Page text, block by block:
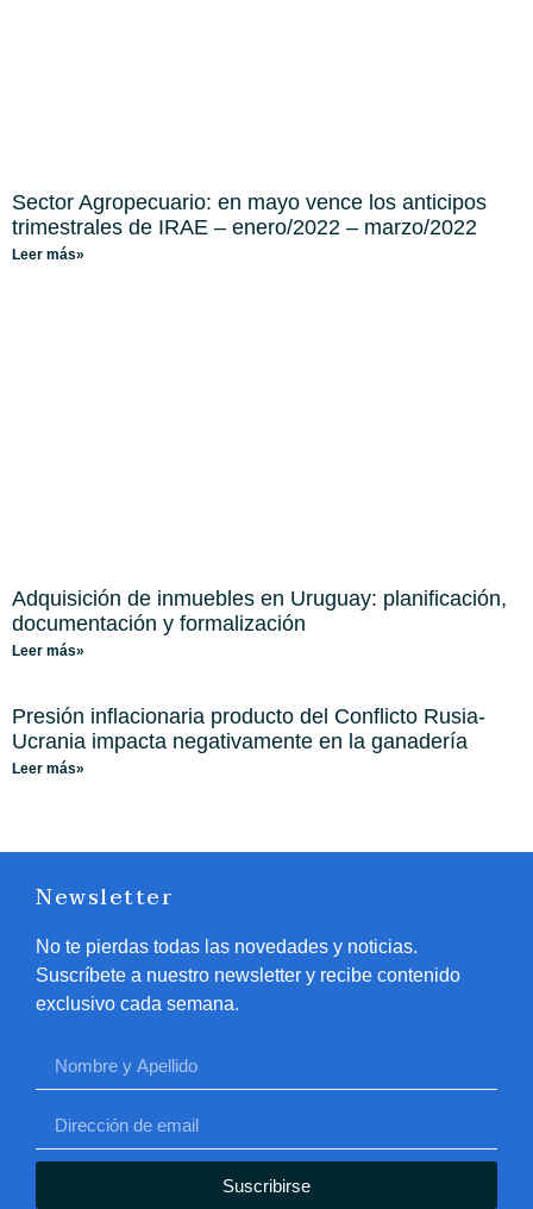
Sector Agropecuario: en mayo vence los anticipos
trimestrales de IRAE – enero/2022 – marzo/2022
Leer más»
Adquisición de inmuebles en Uruguay: planificación,
documentación y formalización
Leer más»
Presión inflacionaria producto del Conflicto Rusia-
Ucrania impacta negativamente en la ganadería
Leer más»
Newsletter
No te pierdas todas las novedades y noticias.
Suscríbete a nuestro newsletter y recibe contenido
exclusivo cada semana.
Suscribirse